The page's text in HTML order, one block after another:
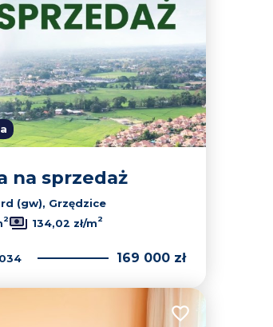
na sprzedaż
(gw), Grzędzice
2 134,02 zł/m2
169 000 zł
Dodaj do